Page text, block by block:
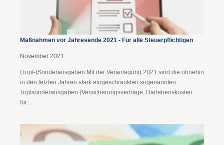
Maßnahmen vor Jahresende 2021 - Für alle Steuerpflichtigen
November 2021
(Topf-)Sonderausgaben Mit der Veranlagung 2021 sind die ohnehin
in den letzten Jahren stark eingeschränkten sogenannten
Topfsonderausgaben (Versicherungsverträge, Darlehenskosten
für...